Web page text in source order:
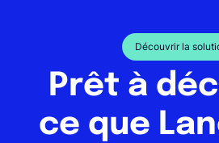
Découvrir la
Prêt à
ce que